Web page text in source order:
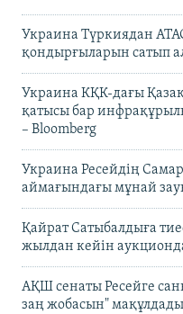
Украина Түркиядан
қондырғыларын сатып
Украина КҚК-дағы
қатысы бар
– Bloomberg
Украина Ресейдің
аймағындағы мұнай
Қайрат Сатыбалдыға
жылдан кейін
АҚШ сенаты Ресейге
заң жобасын" мақұлдады